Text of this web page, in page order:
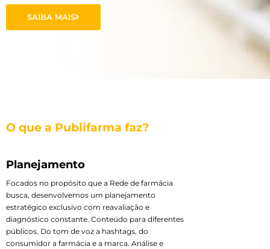
SAIBA MAIS
O que a Publifarma faz?
Planejamento
Focados no propósito que a Rede de farmácia
busca, desenvolvemos um planejamento
estratégico exclusivo com reavaliação e
diagnóstico constante. Conteúdo para diferentes
públicos. Do tom de voz a hashtags, do
consumidor a farmácia e a marca. Análise e